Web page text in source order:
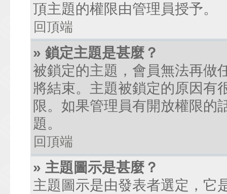
頂主題的權限由管理員授予。
回頂端
» 鎖定主題是甚麼？
被鎖定的主題，會員無法再做
將結束。主題被鎖定的原因有
限。如果管理員有開放權限的
題。
回頂端
» 主題圖示是甚麼？
主題圖示是由發表者選定，它